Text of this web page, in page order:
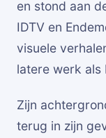
en stond aan
IDTV en
visuele
latere werk als
Zijn
terug in zijn